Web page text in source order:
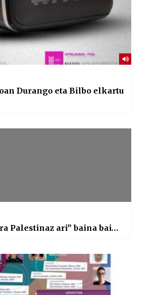
Durango eta Bilbo elkartu
“Ez gara Palestinaz ari” baina bai…